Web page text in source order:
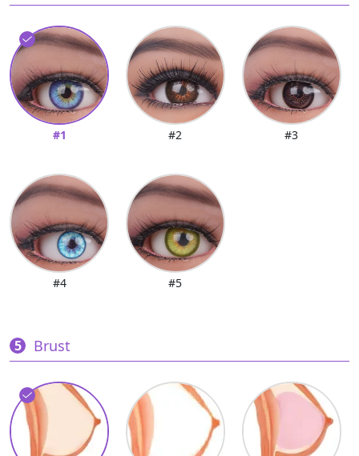
#1 #2 #3
#4 #5
Brust